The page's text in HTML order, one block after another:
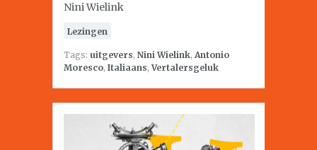
Nini Wielink
Lezingen
Tags: uitgevers, Nini Wielink, Antonio
Moresco, Italiaans,Vertalersgeluk